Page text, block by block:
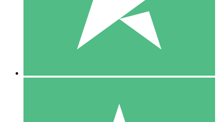
1 Download
10
US$1500
10 Download